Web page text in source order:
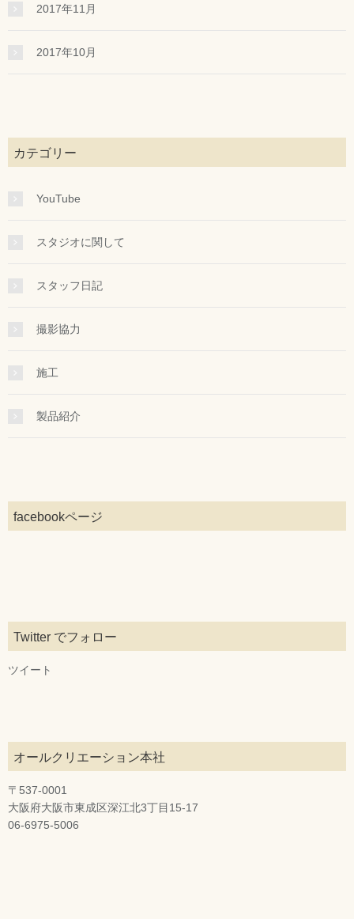
2017年11月
2017年10月
カテゴリー
YouTube
スタジオに関して
スタッフ日記
撮影協力
施工
製品紹介
facebookページ
Twitter でフォロー
ツイート
オールクリエーション本社
〒537-0001
大阪府大阪市東成区深江北3丁目15-17
06-6975-5006